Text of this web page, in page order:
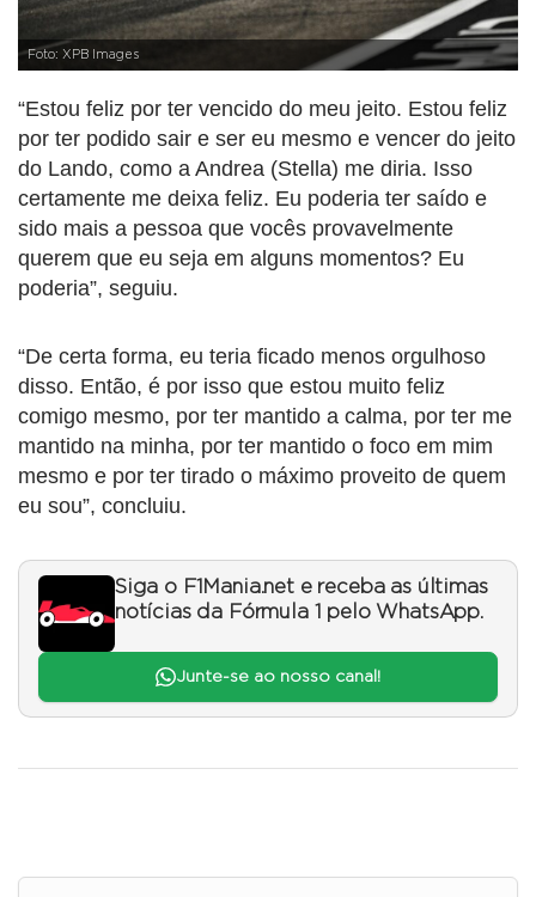
Foto: XPB Images
“Estou feliz por ter vencido do meu jeito. Estou feliz
por ter podido sair e ser eu mesmo e vencer do jeito
do Lando, como a Andrea (Stella) me diria. Isso
certamente me deixa feliz. Eu poderia ter saído e
sido mais a pessoa que vocês provavelmente
querem que eu seja em alguns momentos? Eu
poderia”, seguiu.
“De certa forma, eu teria ficado menos orgulhoso
disso. Então, é por isso que estou muito feliz
comigo mesmo, por ter mantido a calma, por ter me
mantido na minha, por ter mantido o foco em mim
mesmo e por ter tirado o máximo proveito de quem
eu sou”, concluiu.
Siga o F1Mania.net e receba as últimas
notícias da Fórmula 1 pelo WhatsApp.
Junte-se ao nosso canal!